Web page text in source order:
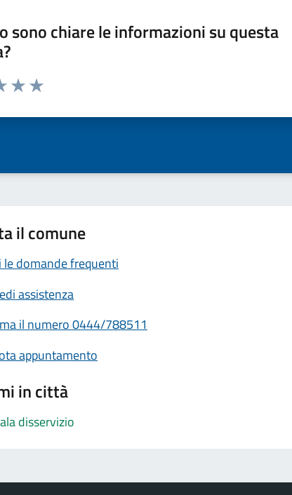
sono chiare le informazioni su questa
5 stelle la pagina
il comune
le domande frequenti
assistenza
il numero 0444/788511
appuntamento
in città
disservizio